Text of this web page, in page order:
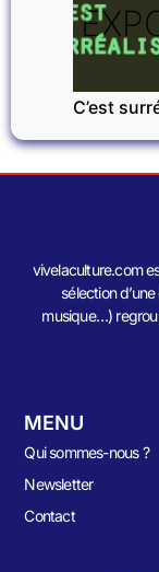
C’est
vivelaculture.com
sélection
musique…)
MENU
Qui sommes-nous ?
Newsletter
Contact